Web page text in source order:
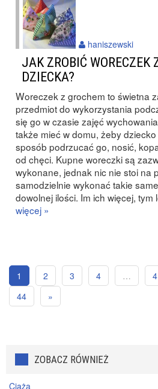
JAK ZROBIĆ WORECZEK
DZIECKA?
Woreczek z grochem to świetna
przedmiot do wykorzystania
się go w czasie zajęć
także mieć w domu, żeby
sposób podrzucać go, nosić,
od chęci. Kupne woreczki są
wykonane, jednak nic nie stoi na
samodzielnie wykonać takie
dowolnej ilości. Im ich więcej, tym
więcej »
haniszewski
1 2 3 4 …
44
»
ZOBACZ RÓWNIEŻ
Ciąża